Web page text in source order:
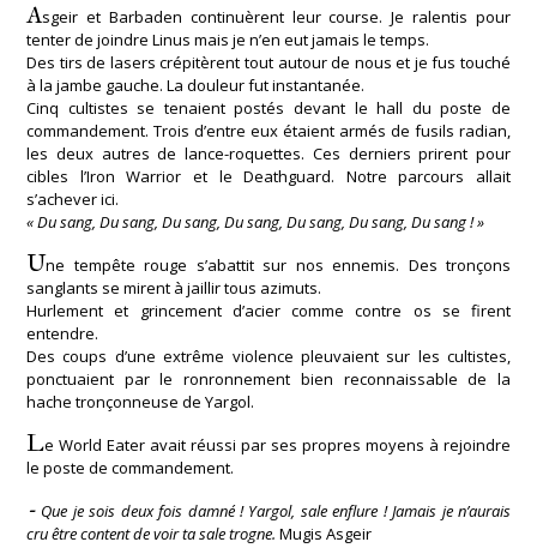
Asgeir et Barbaden continuèrent leur course. Je ralentis pour
tenter de joindre Linus mais je n’en eut jamais le temps.
Des tirs de lasers crépitèrent tout autour de nous et je fus touché
à la jambe gauche. La douleur fut instantanée.
Cinq cultistes se tenaient postés devant le hall du poste de
commandement. Trois d’entre eux étaient armés de fusils radian,
les deux autres de lance-roquettes. Ces derniers prirent pour
cibles l’Iron Warrior et le Deathguard. Notre parcours allait
s’achever ici.
« Du sang, Du sang, Du sang, Du sang, Du sang, Du sang, Du sang ! »
Une tempête rouge s’abattit sur nos ennemis. Des tronçons
sanglants se mirent à jaillir tous azimuts.
Hurlement et grincement d’acier comme contre os se firent
entendre.
Des coups d’une extrême violence pleuvaient sur les cultistes,
ponctuaient par le ronronnement bien reconnaissable de la
hache tronçonneuse de Yargol.
Le World Eater avait réussi par ses propres moyens à rejoindre
le poste de commandement.
- Que je sois deux fois damné ! Yargol, sale enflure ! Jamais je n’aurais
cru être content de voir ta sale trogne. Mugis Asgeir